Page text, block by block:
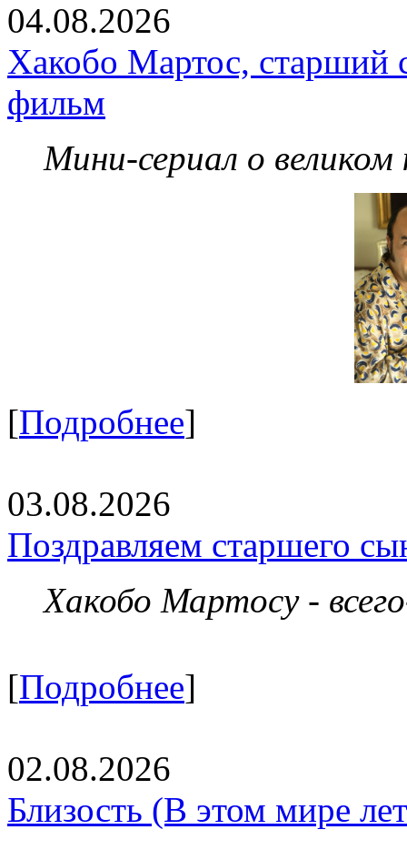
04.08.2026
Хакобо Мартос, старший
фильм
Мини-сериал о великом
[Подробнее]
03.08.2026
Поздравляем старшего
Хакобо Мартосу -
[Подробнее]
02.08.2026
Близость (В этом мире